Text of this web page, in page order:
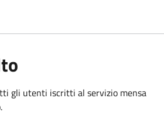
gli utenti iscritti al servizio mensa